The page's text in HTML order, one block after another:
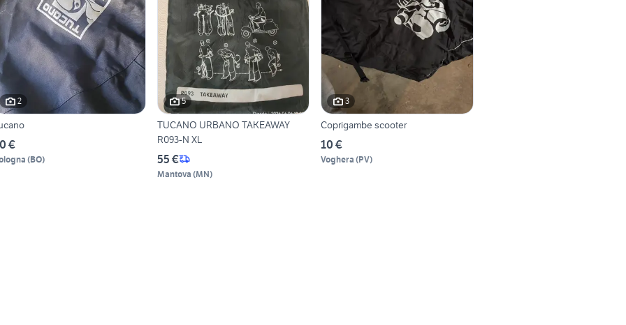
2
€
(BO)
5
TUCANO URBANO TAKEAWAY
R093-N XL
55 €
Mantova (MN)
3
Coprigambe scooter
10 €
Voghera (PV)